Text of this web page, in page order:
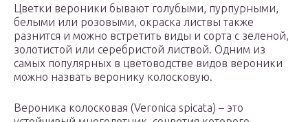
Цветки вероники бывают голубыми, пурпурными,
белыми или розовыми, окраска листвы также
разнится и можно встретить виды и сорта с зеленой,
золотистой или серебристой листвой. Одним из
самых популярных в цветоводстве видов вероники
можно назвать веронику колосковую.
Вероника колосковая (Veronica spicata) – это